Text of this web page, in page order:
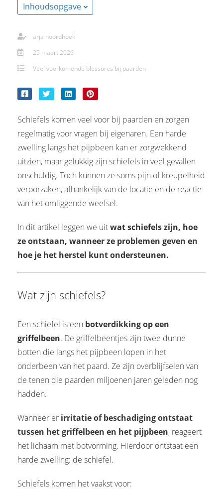
Inhoudsopgave
arja noordhoek
25 maart 2026
Veel voorkomende blessures bij paarden
Schiefels komen veel voor bij paarden en zorgen
regelmatig voor vragen bij eigenaren. Een harde
zwelling langs het pijpbeen kan er zorgwekkend
uitzien, maar gelukkig zijn schiefels in veel gevallen
onschuldig. Toch kunnen ze soms pijn of kreupelheid
veroorzaken, afhankelijk van de locatie en de reactie
van het omliggende weefsel.
In dit artikel leggen we uitwat schiefels zijn, hoe
ze ontstaan, wanneer ze problemen geven en
hoe je het herstel kunt ondersteunen.
Wat zijn schiefels?
Een schiefel is een botverdikking op een
griffelbeen. De griffelbeentjes zijn twee dunne
botten die langs het pijpbeen lopen in het
onderbeen van het paard. Ze zijn overblijfselen van
de tenen die paarden miljoenen jaren geleden nog
hadden.
Wanneer er irritatie of beschadiging ontstaat
tussen het griffelbeen en het pijpbeen, reageert
het lichaam met botvorming. Hierdoor ontstaat een
harde zwelling: de schiefel.
Schiefels komen het vaakst voor:
te
van
op
gebruikt
Hierdoor
website-